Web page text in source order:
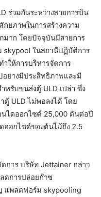
ร่วมกันระหว่างสายการบิน
ยภาพในการสร้างความ
มาก โดยปัจจุบันมีสายการ
skypool ในสถานีปฏิบัติการ
ำให้การบริหารจัดการ
ย่างมีประสิทธิภาพและมี
หรับขนส่งตู้ ULD เปล่า ซึ่ง
ULD ไม่พอลงได้ โดย
ไดออกไซด์ 25,000 ตันต่อปี
ออกไซด์ของต้นไม้ถึง 2.5
การ บริษัท Jettainer กล่าว
ดการปล่อยก๊าซ
แพลตฟอร์ม skypooling